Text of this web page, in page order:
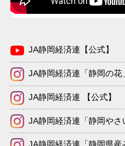
JA静岡経済連【公式】
JA静岡経済連「静岡の花
JA静岡経済連 【公式】
JA静岡経済連「静岡やさ